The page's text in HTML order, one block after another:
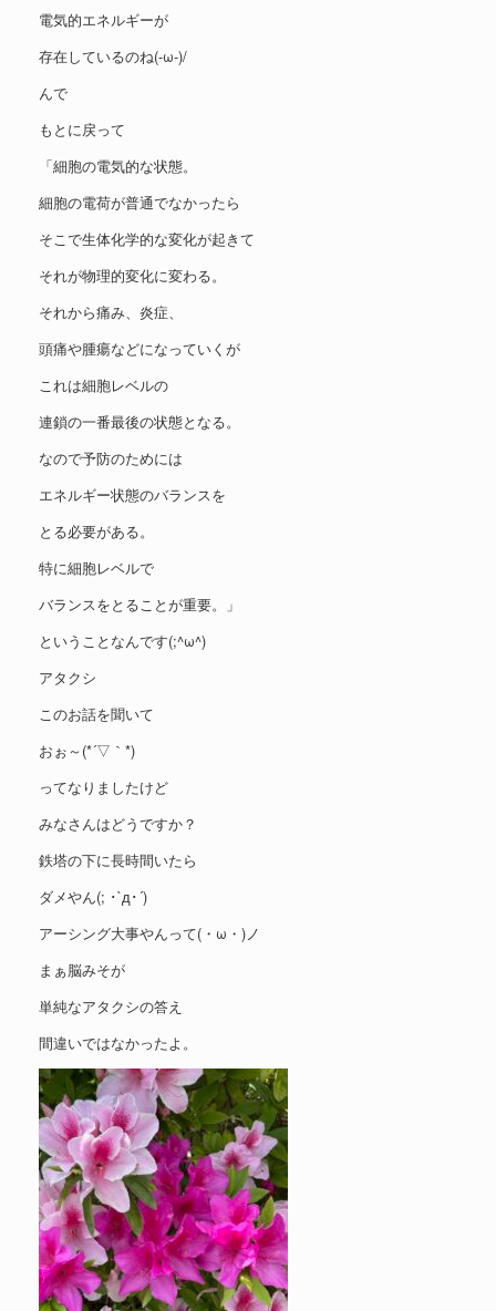
電気的エネルギーが
存在しているのね(-ω-)/
んで
もとに戻って
「細胞の電気的な状態。
細胞の電荷が普通でなかったら
そこで生体化学的な変化が起きて
それが物理的変化に変わる。
それから痛み、炎症、
頭痛や腫瘍などになっていくが
これは細胞レベルの
連鎖の一番最後の状態となる。
なので予防のためには
エネルギー状態のバランスを
とる必要がある。
特に細胞レベルで
バランスをとることが重要。」
ということなんです(;^ω^)
アタクシ
このお話を聞いて
おぉ～(*´▽｀*)
ってなりましたけど
みなさんはどうですか？
鉄塔の下に長時間いたら
ダメやん(; ･`д･´)
アーシング大事やんって(・ω・)ノ
まぁ脳みそが
単純なアタクシの答え
間違いではなかったよ。